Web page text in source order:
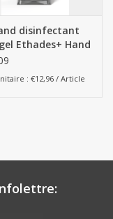
disinfectant
Ethades+ Hand
6 x 1000ml (pour
: €12,96 / Article